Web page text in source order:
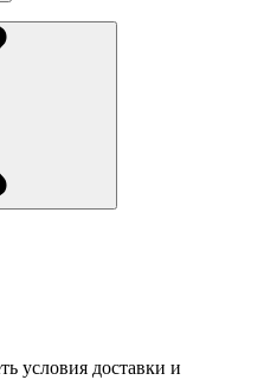
условия доставки и